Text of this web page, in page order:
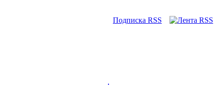
Подписка RSS